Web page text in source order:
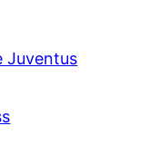
Juventus